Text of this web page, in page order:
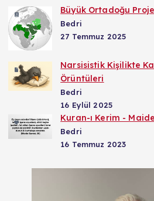
Büyük Ortadoğu
Bedri
27 Temmuz 2025
Narsisistik Kişilikte
Örüntüleri
Bedri
16 Eylül 2025
Kuran-ı Kerim -
Bedri
16 Temmuz 2023